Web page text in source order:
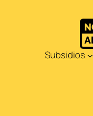
Subsidios